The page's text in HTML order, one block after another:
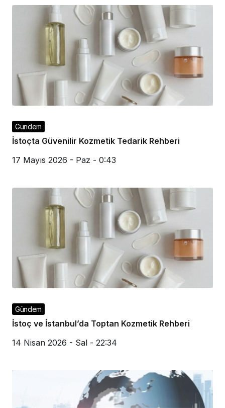
Gündem
İstoçta Güvenilir Kozmetik Tedarik Rehberi
17 Mayıs 2026 - Paz - 0:43
Gündem
İstoç ve İstanbul’da Toptan Kozmetik Rehberi
14 Nisan 2026 - Sal - 22:34